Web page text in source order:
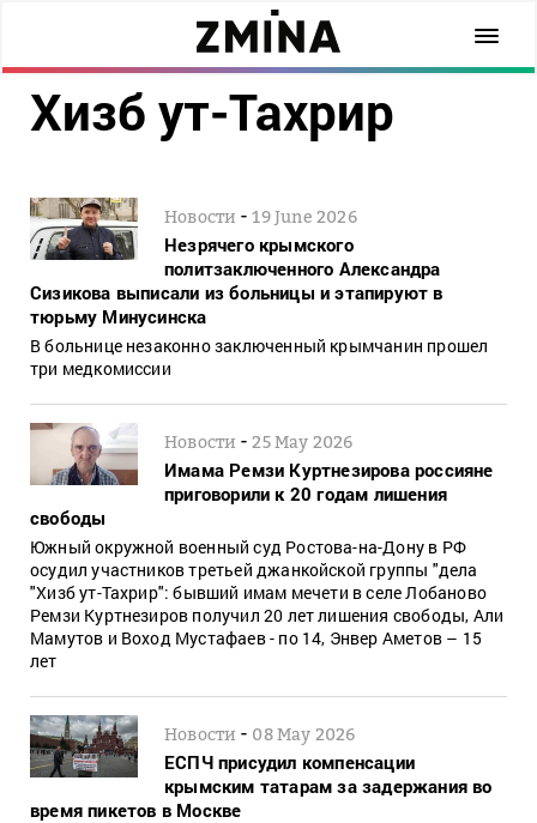
Хизб ут-Тахрир
Новости -19 June 2026
Незрячего крымского
политзаключенного Александра
Сизикова выписали из больницы и этапируют в
тюрьму Минусинска
В больнице незаконно заключенный крымчанин прошел
три медкомиссии
Новости -25 May 2026
Имама Ремзи Куртнезирова россияне
приговорили к 20 годам лишения
свободы
Южный окружной военный суд Ростова-на-Дону в РФ
осудил участников третьей джанкойской группы "дела
"Хизб ут-Тахрир": бывший имам мечети в селе Лобаново
Ремзи Куртнезиров получил 20 лет лишения свободы, Али
Мамутов и Воход Мустафаев - по 14, Энвер Аметов – 15
лет
Новости - 08 May 2026
ЕСПЧ присудил компенсации
крымским татарам за задержания во
время пикетов в Москве